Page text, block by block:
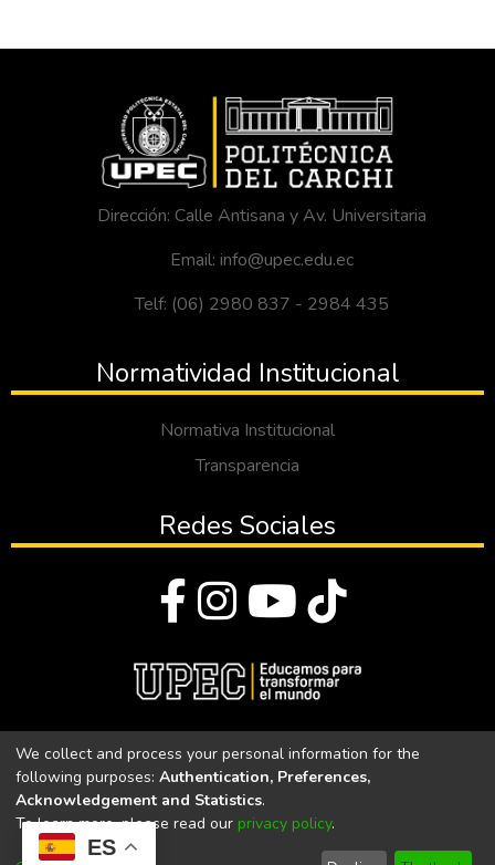
ES
Dirección: Calle Antisana y Av. Universitaria
Email: info@upec.edu.ec
Telf: (06) 2980 837 - 2984 435
Normatividad Institucional
Normativa Institucional
Transparencia
Redes Sociales
Universidad Politécnica Estatal del Carchi
Universidad Politécnica Estatal del Carchi | Acreditada por el
We collect and process your personal information for the
following purposes: Authentication, Preferences,
Acknowledgement and Statistics.
To learn more, please read our privacy policy.